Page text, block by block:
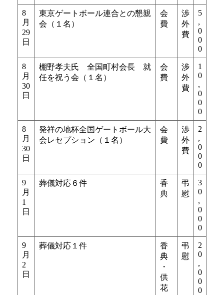
8
月
29
日
東京ゲートボール連合との懇親
会（１名）
会
費
渉
外
費
5
,
0
0
0
8
月
30
日
棚野孝夫氏 全国町村会長 就
任を祝う会（１名）
会
費
渉
外
費
1
0
,
0
0
0
8
月
30
日
発祥の地杯全国ゲートボール大
会レセプション（１名）
会
費
渉
外
費
2
,
0
0
0
9
月
1
日
葬儀対応６件
香
典
弔
慰
3
0
,
0
0
0
9
月
2
日
葬儀対応１件
香
典
・
供
花
弔
慰
2
0
,
0
0
0